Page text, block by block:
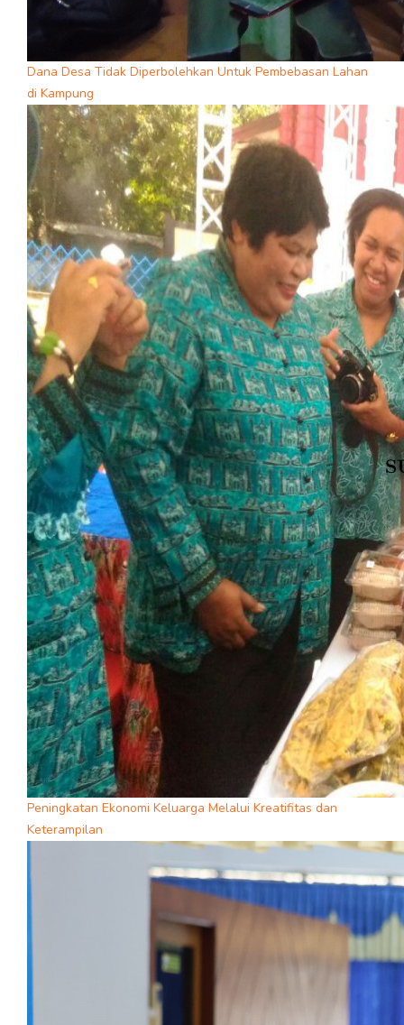
Dana Desa Tidak Diperbolehkan Untuk Pembebasan Lahan
di Kampung
Peningkatan Ekonomi Keluarga Melalui Kreatifitas dan
Keterampilan